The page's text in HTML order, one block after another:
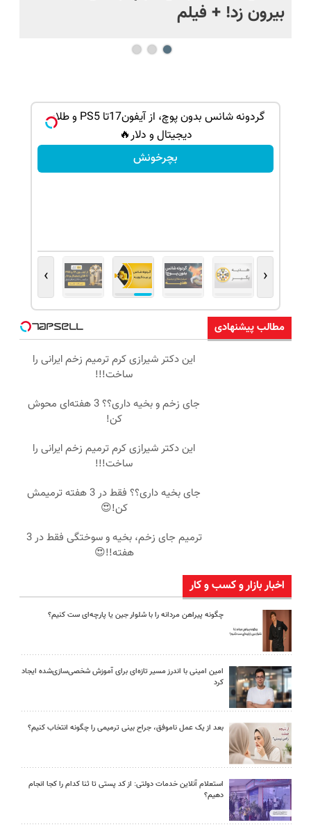
بیرون زد! + فیلم
گردونه شانس بدون پوچ، از آیفون17تا PS5 و طلای
دیجیتال و دلار🔥
بچرخونش
‹
›
مطالب پیشنهادی
این دکتر شیرازی کرم ترمیم زخم ایرانی را
ساخت!!!
جای زخم و بخیه داری؟؟ 3 هفته‌ای محوش
کن!
این دکتر شیرازی کرم ترمیم زخم ایرانی را
ساخت!!!
جای بخیه داری؟؟ فقط در 3 هفته ترمیمش
کن!😍
ترمیم جای زخم، بخیه و سوختگی فقط در 3
هفته!!😍
اخبار بازار و کسب و کار
چگونه پیراهن مردانه را با شلوار جین یا پارچه‌ای ست کنیم؟
امین امینی با اندرز مسیر تازه‌ای برای آموزش شخصی‌سازی‌شده ایجاد
کرد
بعد از یک عمل ناموفق، جراح بینی ترمیمی را چگونه انتخاب کنیم؟
استعلام آنلاین خدمات دولتی: از کد پستی تا ثنا کدام را کجا انجام
دهیم؟